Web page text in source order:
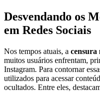
Desvendando​ os
em Redes Sociais
Nos tempos atuais, a censura
​muitos usuários enfrentam,
Instagram. Para contornar
utilizados para⁤ acessar
ocultados. Entre eles,